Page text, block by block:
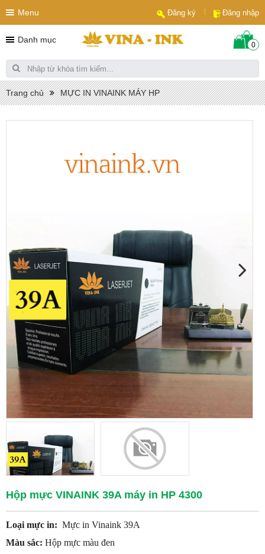
Menu Đăng ký Đăng nhập
Danh mục
0
Trang chủ MỰC IN VINAINK MÁY HP
Hộp mực VINAINK 39A máy in HP 4300
Loại mực in: Mực in Vinaink 39A
Màu sắc: Hộp mực màu đen